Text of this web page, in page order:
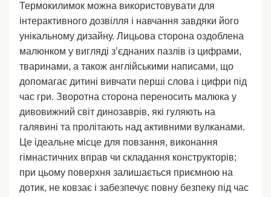
Термокилимок можна використовувати для
інтерактивного дозвілля і навчання завдяки його
унікальному дизайну. Лицьова сторона оздоблена
малюнком у вигляді з’єднаних пазлів із цифрами,
тваринами, а також англійськими написами, що
допомагає дитині вивчати перші слова і цифри під
час гри. Зворотна сторона переносить малюка у
дивовижний світ динозаврів, які гуляють на
галявині та пролітають над активними вулканами.
Це ідеальне місце для повзання, виконання
гімнастичних вправ чи складання конструкторів;
при цьому поверхня залишається приємною на
дотик, не ковзає і забезпечує повну безпеку під час